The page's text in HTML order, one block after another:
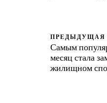
ПРЕДЫДУЩАЯ
Самым
месяц стала
жилищном